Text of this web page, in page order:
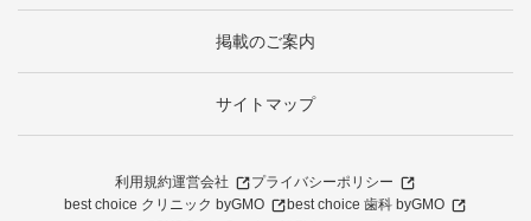
掲載のご案内
サイトマップ
利用規約運営会社
プライバシーポリシー
best choice クリニック byGMO
best choice 歯科 byGMO